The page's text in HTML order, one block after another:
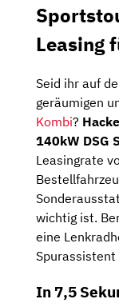
Leasing
Seid ihr auf
geräumigen
Kombi?
140kW DSG
Leasingrate
wichtig ist.
eine
Spurassistent
In 7,5